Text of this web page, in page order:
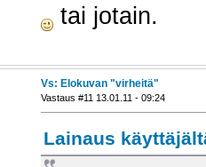
tai jotain.
Vs: Elokuvan "virheitä"
Vastaus #11 13.01.11 - 09:24
Lainaus